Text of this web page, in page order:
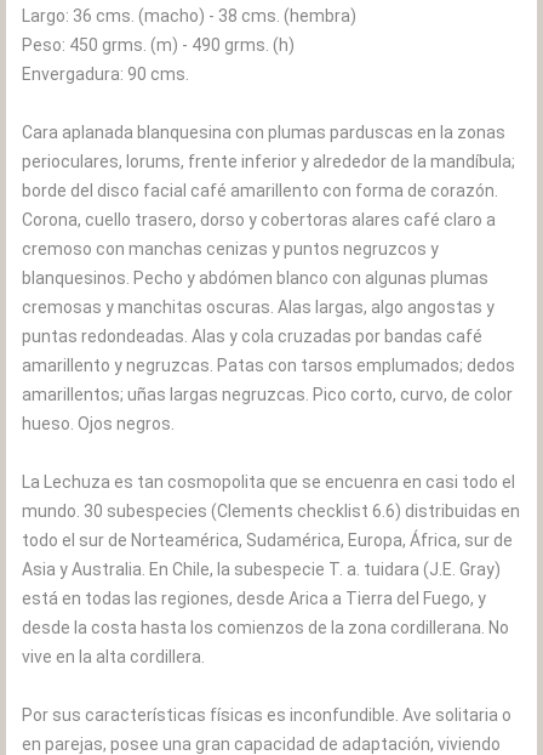
Largo: 36 cms. (macho) - 38 cms. (hembra)
Peso: 450 grms. (m) - 490 grms. (h)
Envergadura: 90 cms.
Cara aplanada blanquesina con plumas parduscas en la zonas
perioculares, lorums, frente inferior y alrededor de la mandíbula;
borde del disco facial café amarillento con forma de corazón.
Corona, cuello trasero, dorso y cobertoras alares café claro a
cremoso con manchas cenizas y puntos negruzcos y
blanquesinos. Pecho y abdómen blanco con algunas plumas
cremosas y manchitas oscuras. Alas largas, algo angostas y
puntas redondeadas. Alas y cola cruzadas por bandas café
amarillento y negruzcas. Patas con tarsos emplumados; dedos
amarillentos; uñas largas negruzcas. Pico corto, curvo, de color
hueso. Ojos negros.
La Lechuza es tan cosmopolita que se encuenra en casi todo el
mundo. 30 subespecies (Clements checklist 6.6) distribuidas en
todo el sur de Norteamérica, Sudamérica, Europa, África, sur de
Asia y Australia. En Chile, la subespecie T. a. tuidara (J.E. Gray)
está en todas las regiones, desde Arica a Tierra del Fuego, y
desde la costa hasta los comienzos de la zona cordillerana. No
vive en la alta cordillera.
Por sus características físicas es inconfundible. Ave solitaria o
en parejas, posee una gran capacidad de adaptación, viviendo